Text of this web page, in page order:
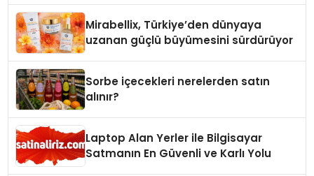
Mirabellix, Türkiye’den dünyaya
uzanan güçlü büyümesini sürdürüyor
Sorbe içecekleri nerelerden satın
alınır?
Laptop Alan Yerler ile Bilgisayar
Satmanın En Güvenli ve Karlı Yolu